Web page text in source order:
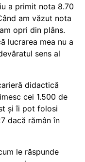
a primit nota 8.70
am văzut nota
opri din plâns.
lucrarea mea nu a
sens al
didactică
cei 1.500 de
și îi pot folosi
dacă rămân în
le răspunde